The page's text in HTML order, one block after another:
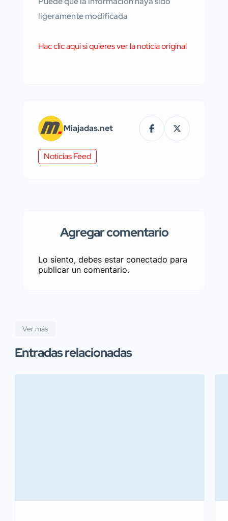
ligeramente modificada
Hac clic aqui si quieres ver la noticia original
Miajadas.net
Noticias Feed
Agregar comentario
Lo siento, debes estar conectado para
publicar un comentario.
Ver más
Entradas relacionadas